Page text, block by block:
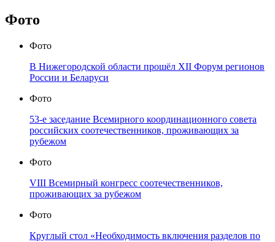
Фото
Фото
В Нижегородской области прошёл XII Форум регионов
России и Беларуси
Фото
53-е заседание Всемирного координационного совета
российских соотечественников, проживающих за
рубежом
Фото
VIII Всемирный конгресс соотечественников,
проживающих за рубежом
Фото
Круглый стол «Необходимость включения разделов по